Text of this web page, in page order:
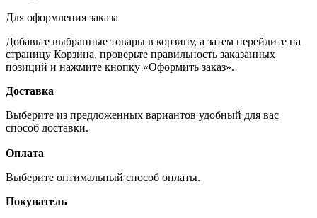
Для оформления заказа
Добавьте выбранные товары в корзину, а затем перейдите на
страницу Корзина, проверьте правильность заказанных
позиций и нажмите кнопку «Оформить заказ».
Доставка
Выберите из предложенных вариантов удобный для вас
способ доставки.
Оплата
Выберите оптимальный способ оплаты.
Покупатель